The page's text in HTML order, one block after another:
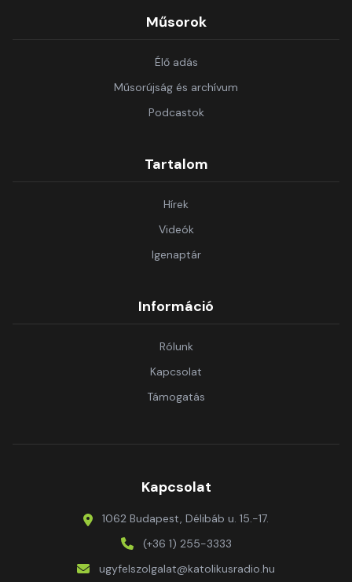
Műsorok
Élő adás
Műsorújság és archívum
Podcastok
Tartalom
Hírek
Videók
Igenaptár
Információ
Rólunk
Kapcsolat
Támogatás
Kapcsolat
1062 Budapest, Délibáb u. 15.-17.
(+36 1) 255-3333
ugyfelszolgalat@katolikusradio.hu